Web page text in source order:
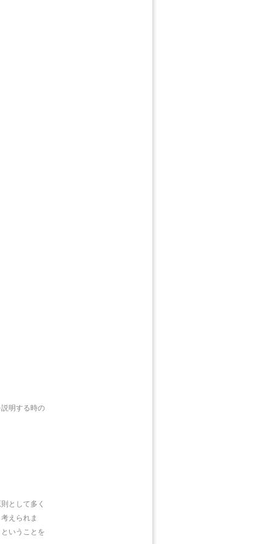
明する時の
として多く
えられま
いうことを